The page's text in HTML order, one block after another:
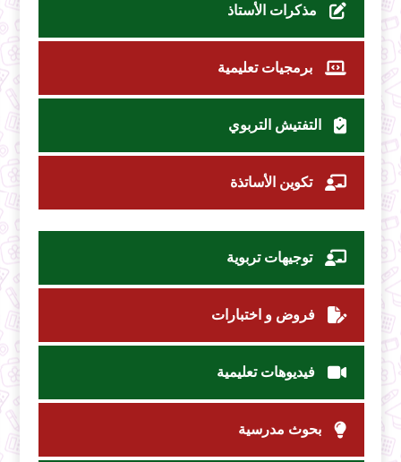
مذكرات الأستاذ
برمجيات تعليمية
التفتيش التربوي
تكوين الأساتذة
توجيهات تربوية
فروض و اختبارات
فيديوهات تعليمية
بحوث مدرسية